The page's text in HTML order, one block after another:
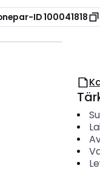
ID 100041818